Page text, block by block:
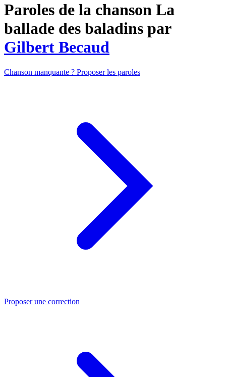
Paroles de la chanson La
ballade des baladins par
Gilbert Becaud
Chanson manquante ? Proposer les paroles
Proposer une correction